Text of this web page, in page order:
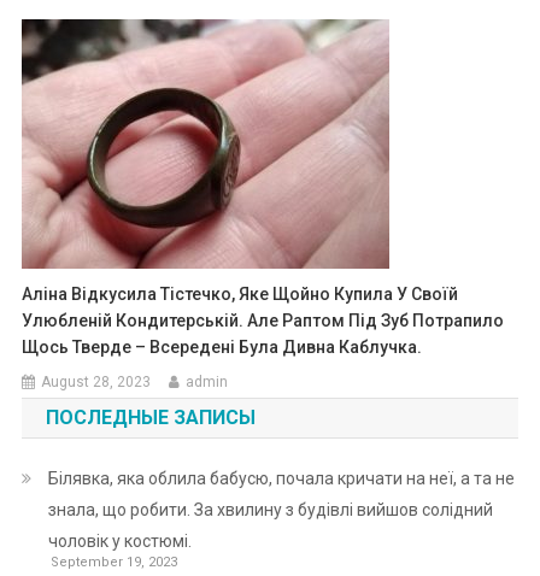
Аліна Відкусила Тістечко, Яке Щойно Купила У Своїй
Улюбленій Кондитерській. Але Раптом Під Зуб Потрапило
Щось Тверде – Всередені Була Дивна Каблучка.
August 28, 2023 admin
ПОСЛЕДНЫЕ ЗАПИСЫ
Білявка, яка облила бабусю, почала кричати на неї, а та не
знала, що робити. За хвилину з будівлі вийшов солідний
чоловік у костюмі.
September 19, 2023